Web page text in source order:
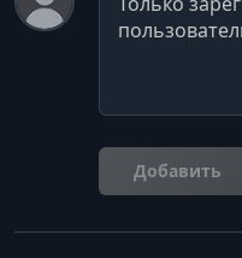
Добавить